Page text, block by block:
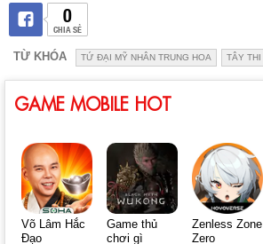
0
CHIA SẺ
TỪ KHÓA TỨ ĐẠI MỸ NHÂN TRUNG HOA TÂY THI
GAME MOBILE HOT
Võ Lâm Hắc
Đạo
Game thủ
chơi gì
Zenless Zone
Zero